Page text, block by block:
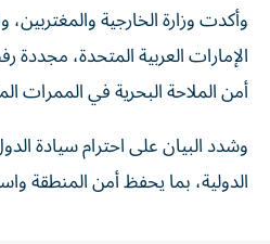
وأكدت وزارة الخارجية
الإمارات العربية المتحدة،
أمن الملاحة ‏البحرية في الممرات
وشدد البيان على احترام سيادة
الدولية، بما ‏يحفظ أمن المنطقة